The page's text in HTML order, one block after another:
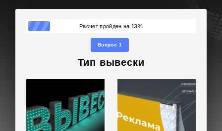
Расчет пройден на 13%
Вопрос 1
Тип вывески